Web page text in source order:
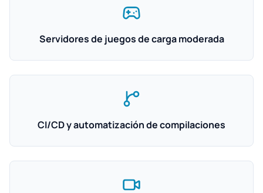
Servidores de juegos de carga moderada
CI/CD y automatización de compilaciones